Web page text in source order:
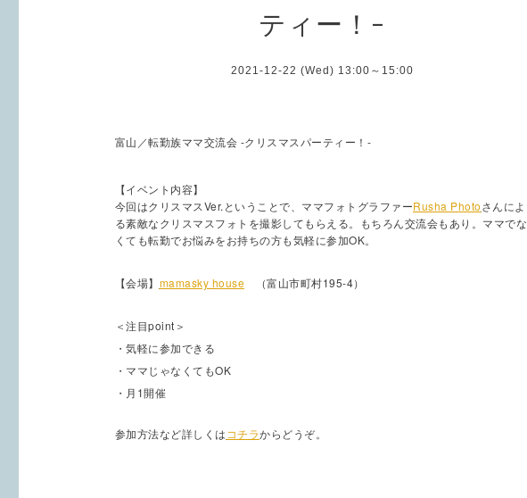
ティー！-
2021-12-22 (Wed) 13:00～15:00
富山／転勤族ママ交流会 -クリスマスパーティー！-
【イベント内容】
今回はクリスマスVer.ということで、ママフォトグラファーRusha Photoさんによ
る素敵なクリスマスフォトを撮影してもらえる。もちろん交流会もあり。ママでな
くても転勤でお悩みをお持ちの方も気軽に参加OK。
【会場】 mamasky house （富山市町村195-4）
＜注目point＞
・気軽に参加できる
・ママじゃなくてもOK
・月1開催
参加方法など詳しくは コチラからどうぞ。